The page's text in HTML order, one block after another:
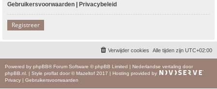
Gebruikersvoorwaarden | Privacybeleid
Registreer
Alle tijden zijn UTC+02:00
Verwijder cookies
Powered by phpBB® Forum Software © phpBB Limited | Nederlandse vertaling door
phpBB.nl
| Style proflat door © Mazeltof 2017 | Hosting provided by
Privacy | Gebruikersvoorwaarden